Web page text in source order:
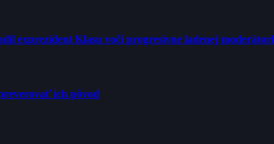
exprezident Klasu voči progresívne ladenej
ich pôvod